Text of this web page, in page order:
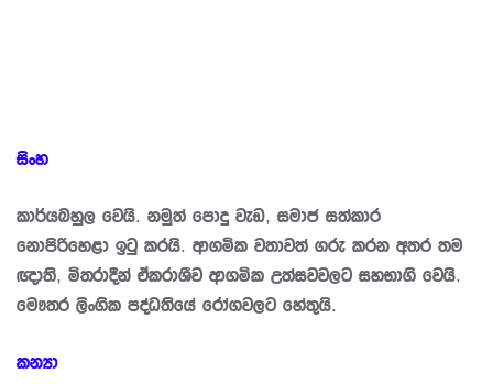
සිංහ
කාර්යබහුල වෙයි. නමුත් පොදු වැඩ, සමාජ සත්කාර
නොපිරිහෙළා ඉටු කරයි. ආගමික වතාවත් ගරු කරන අතර තම
ඥාති, මිත‍්‍රාදීන් ඒකරාශීව ආගමික උත්සවවලට සහභාගි වෙයි.
මෞත‍්‍ර ලිංගික පද්ධතියේ රෝගවලට හේතුයි.
කන්‍යා